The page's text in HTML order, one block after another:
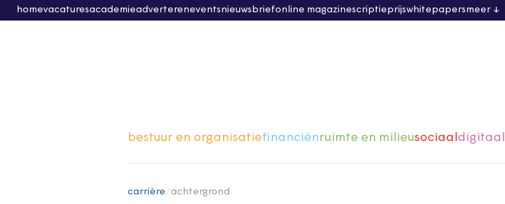
homevacaturesacademieadvertereneventsnieuwsbriefonline magazinescriptieprijswhitepapersmeer
bestuur en organisatiefinanciënruimte en milieusociaaldigitaal
carrière achtergrond